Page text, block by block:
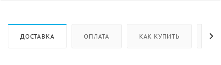
ДОСТАВКА ОПЛАТА КАК КУПИТЬ